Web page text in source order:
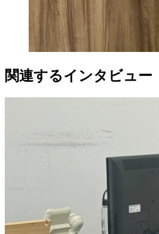
関連するインタビュー